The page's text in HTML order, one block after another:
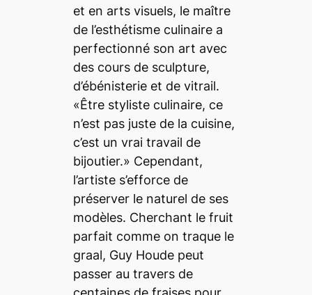
et en arts visuels, le maître
de l’esthétisme culinaire a
perfectionné son art avec
des cours de sculpture,
d’ébénisterie et de vitrail.
«Être styliste culinaire, ce
n’est pas juste de la cuisine,
c’est un vrai travail de
bijoutier.» Cependant,
l’artiste s’efforce de
préserver le naturel de ses
modèles. Cherchant le fruit
parfait comme on traque le
graal, Guy Houde peut
passer au travers de